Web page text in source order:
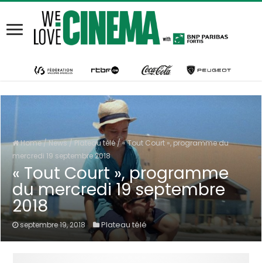
Home/News/Plateau télé /« Tout Court », programme du
mercredi 19 septembre 2018
« Tout Court », programme
du mercredi 19 septembre
2018
septembre 19, 2018 Plateau télé